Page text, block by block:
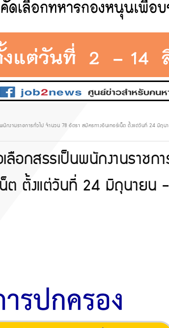
กงานราชการทั่วไป จำนวน 78 อัตรา สมัครทางอินเทอร์เน็ต ตั้งแต่วันที่ 24 มิถุ
อกสรรเป็นพนักงานราชกา
ต ตั้งแต่วันที่ 24 มิถุนายน